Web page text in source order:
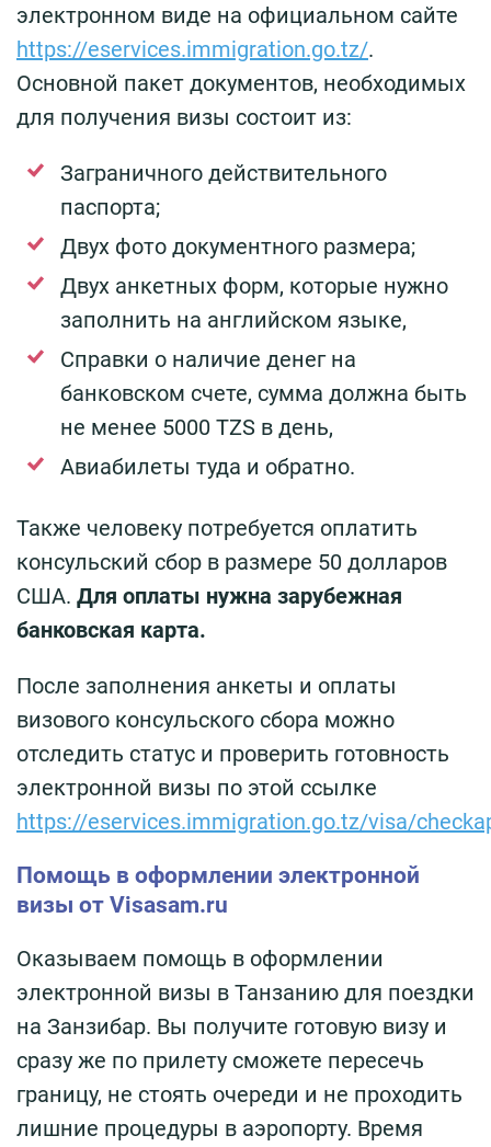
электронном виде на официальном сайте
https://eservices.immigration.go.tz/.
Основной пакет документов, необходимых
для получения визы состоит из:
Заграничного действительного
паспорта;
Двух фото документного размера;
Двух анкетных форм, которые нужно
заполнить на английском языке,
Справки о наличие денег на
банковском счете, сумма должна быть
не менее 5000 TZS в день,
Авиабилеты туда и обратно.
Также человеку потребуется оплатить
консульский сбор в размере 50 долларов
США. Для оплаты нужна зарубежная
банковская карта.
После заполнения анкеты и оплаты
визового консульского сбора можно
отследить статус и проверить готовность
электронной визы по этой ссылке
https://eservices.immigration.go.tz/visa/
Помощь в оформлении электронной
визы от Visasam.ru
Оказываем помощь в оформлении
электронной визы в Танзанию для поездки
на Занзибар. Вы получите готовую визу и
сразу же по прилету сможете пересечь
границу, не стоять очереди и не проходить
лишние процедуры в аэропорту. Время